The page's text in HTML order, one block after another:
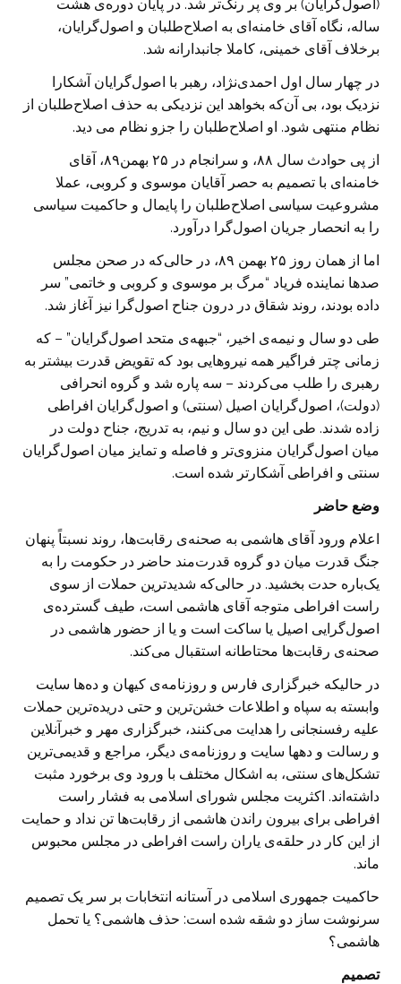
(اصول‌گرایان) بر وی پر رنگ‌تر شد. در پایان دوره‌ی هشت
ساله، نگاه آقای خامنه‌ای به اصلاح‌طلبان و اصول‌گرایان،
برخلاف آقای خمینی، کاملا جانبدارانه شد.
در چهار سال اول احمدی‌نژاد، رهبر با اصول‌گرایان آشکارا
نزدیک بود، بی آن‌که بخواهد این نزدیکی به حذف اصلاح‌طلبان از
نظام منتهی شود. او اصلاح‌طلبان را جزو نظام می دید.
از پی حوادث سال ۸۸، و سرانجام در ۲۵ بهمن۸۹، آقای
خامنه‌ای با تصمیم به حصر آقایان موسوی و کروبی، عملا
مشروعیت سیاسی اصلاح‌طلبان را پایمال و حاکمیت سیاسی
را به انحصار جریان اصول‌گرا درآورد.
اما از همان روز ۲۵ بهمن ۸۹، در حالی‌که در صحن مجلس
صدها نماینده فریاد “مرگ بر موسوی و کروبی و خاتمی” سر
داده بودند، روند شقاق در درون جناح اصول‌گرا نیز آغاز شد.
طی دو سال و نیمه‌ی اخیر، “جبهه‌ی متحد اصول‌گرایان” – که
زمانی چتر فراگیر همه نیروهایی بود که تقویض قدرت بیشتر به
رهبری را طلب می‌کردند – سه پاره شد و گروه انحرافی
(دولت)، اصول‌گرایان اصیل (سنتی) و اصول‌گرایان افراطی
زاده شدند. طی این دو سال و نیم، به تدریج، جناح دولت در
میان اصول‌گرایان منزوی‌تر و فاصله و تمایز میان اصول‌گرایان
سنتی و افراطی آشکارتر شده است.
وضع حاضر
اعلام ورود آقای هاشمی به صحنه‌ی رقابت‌ها، روند نسبتاً پنهان
جنگ قدرت میان دو گروه قدرت‌مند حاضر در حکومت را به
یک‌باره حدت بخشید. در حالی‌که شدیدترین حملات از سوی
راست افراطی متوجه آقای هاشمی است، طیف گسترده‌ی
اصول‌گرایی اصیل یا ساکت است و یا از حضور هاشمی در
صحنه‌ی رقابت‌ها محتاطانه استقبال می‌کند.
در حالیکه خبرگزاری فارس و روزنامه‌ی کیهان و ده‌ها سایت
وابسته به سپاه و اطلاعات خشن‌ترین و حتی دریده‌ترین حملات
علیه رفسنجانی را هدایت می‌کنند، خبرگزاری مهر و خبرآنلاین
و رسالت و دهها سایت و روزنامه‌ی دیگر، مراجع و قدیمی‌ترین
تشکل‌های سنتی، به اشکال مختلف با ورود وی برخورد مثبت
داشته‌اند. اکثریت مجلس شورای اسلامی به فشار راست
افراطی برای بیرون راندن هاشمی از رقابت‌ها تن نداد و حمایت
از این کار در حلقه‌ی یاران راست افراطی در مجلس محبوس
ماند.
حاکمیت جمهوری اسلامی در آستانه انتخابات بر سر یک تصمیم
سرنوشت ساز دو شقه شده است: حذف هاشمی؟ یا تحمل
هاشمی؟
تصمیم